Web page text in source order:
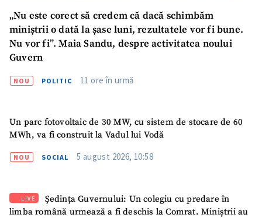
„Nu este corect să credem că dacă schimbăm
miniștrii o dată la șase luni, rezultatele vor fi bune.
Nu vor fi”. Maia Sandu, despre activitatea noului
Guvern
NOU POLITIC 11 ore în urmă
Un parc fotovoltaic de 30 MW, cu sistem de stocare de 60
MWh, va fi construit la Vadul lui Vodă
NOU SOCIAL 5 august 2026, 10:58
LIVE
Ședința Guvernului: Un colegiu cu predare în
limba română urmează a fi deschis la Comrat. Miniștrii au
Sursă anonimă
Nume+ Numele meu
+ Emailul meu
Am citit și sunt de
confidențialitate.